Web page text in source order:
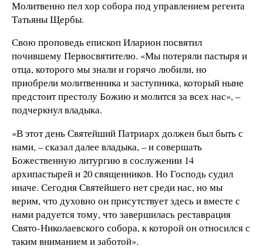
Молитвенно пел хор собора под управлением регента
Татьяны Щербы.
Свою проповедь епископ Иларион посвятил
почившему Первосвятителю. «Мы потеряли пастыря и
отца, которого мы знали и горячо любили, но
приобрели молитвенника и заступника, который ныне
предстоит престолу Божию и молится за всех нас», –
подчеркнул владыка.
«В этот день Святейший Патриарх должен был быть с
нами, – сказал далее владыка, – и совершать
Божественную литургию в сослужении 14
архипастырей и 20 священников. Но Господь судил
иначе. Сегодня Святейшего нет среди нас, но мы
верим, что духовно он присутствует здесь и вместе с
нами радуется тому, что завершилась реставрация
Свято-Николаевского собора, к которой он относился с
таким вниманием и заботой».